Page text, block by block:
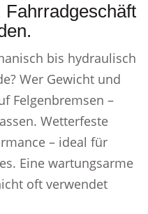
bis hydraulisch
Wer Gewicht und
Felgenbremsen –
Wetterfeste
– ideal für
Eine wartungsarme
oft verwendet